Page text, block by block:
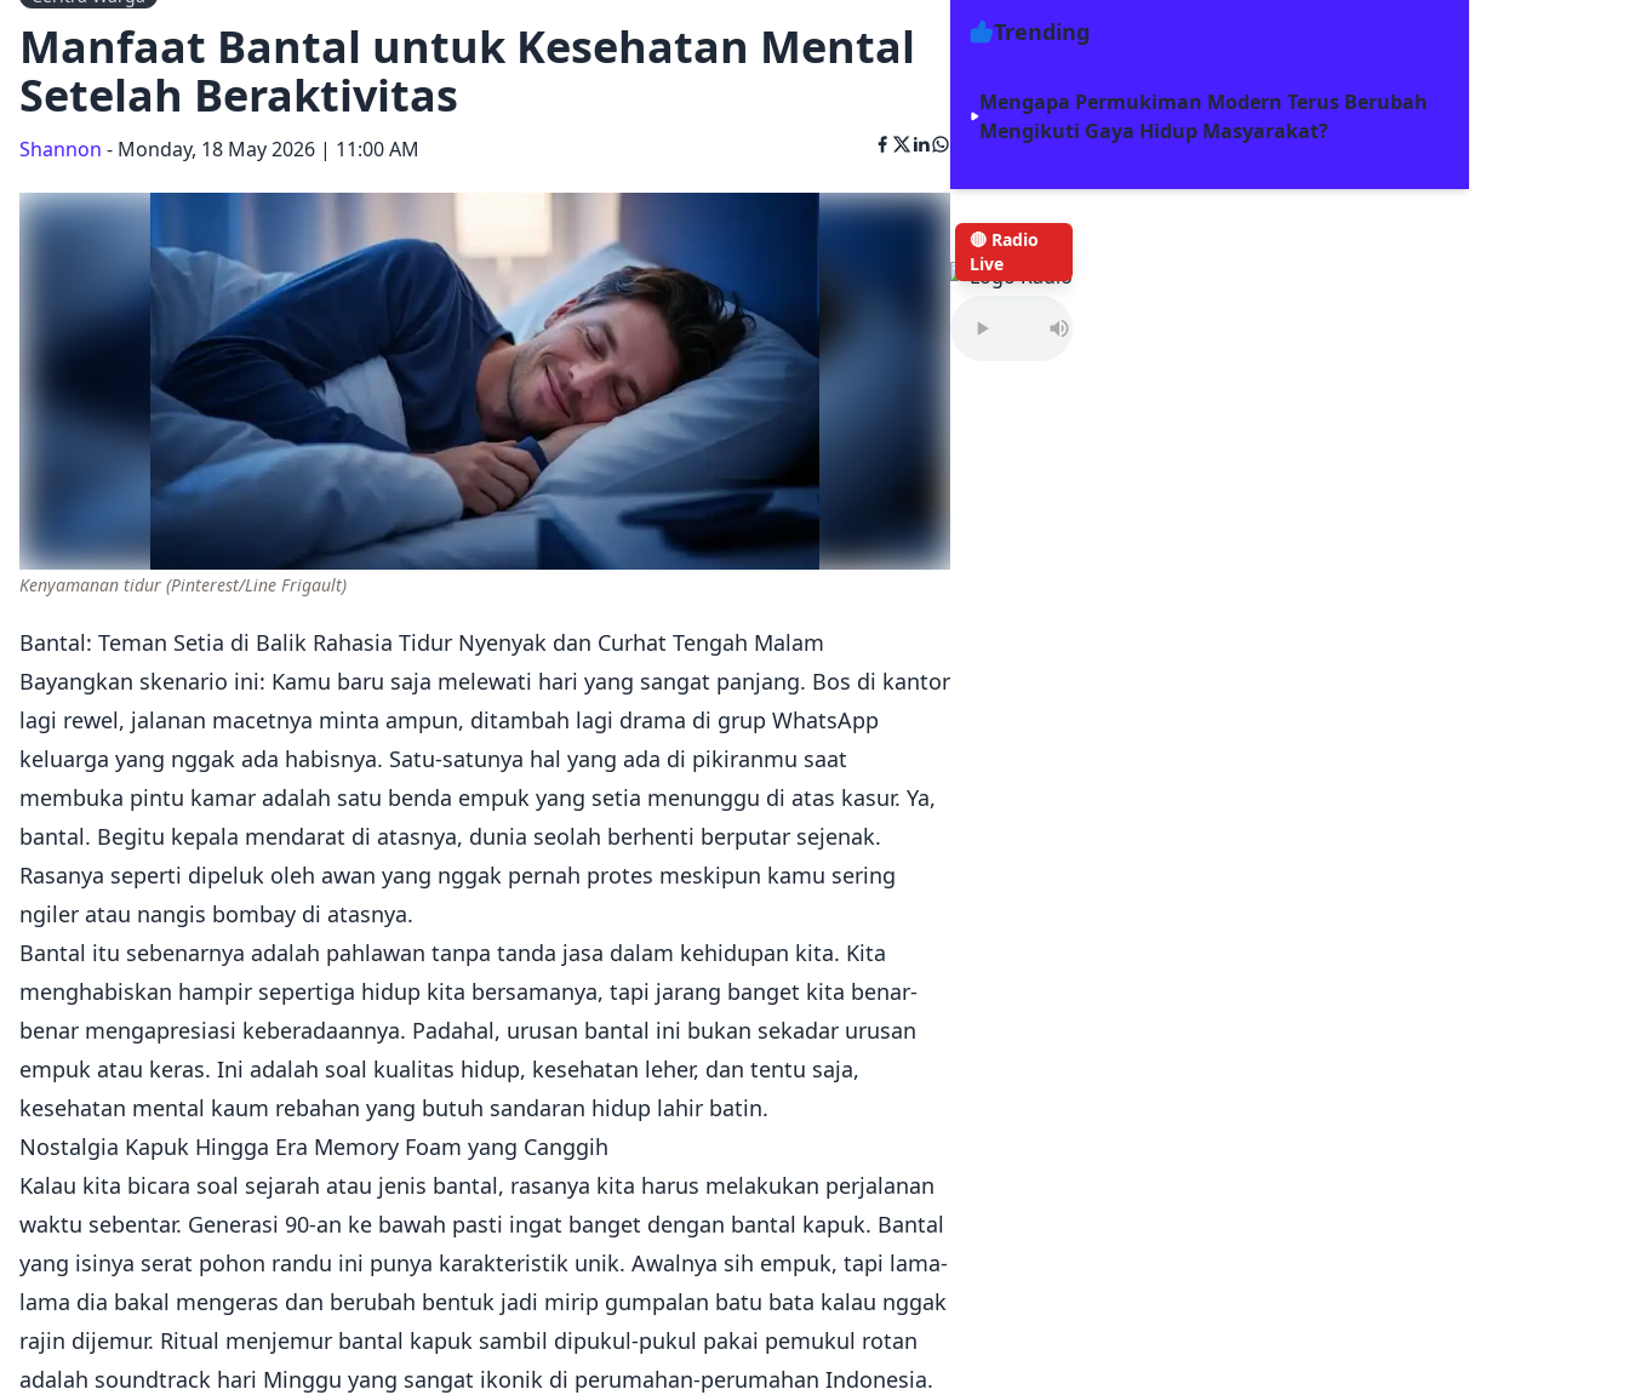
Manfaat Bantal untuk Kesehatan Mental
Setelah Beraktivitas
Shannon - Monday, 18 May 2026 | 11:00 AM
Kenyamanan tidur (Pinterest/Line Frigault)
Bantal: Teman Setia di Balik Rahasia Tidur Nyenyak dan Curhat Tengah Malam
Bayangkan skenario ini: Kamu baru saja melewati hari yang sangat panjang. Bos di kantor
lagi rewel, jalanan macetnya minta ampun, ditambah lagi drama di grup WhatsApp
keluarga yang nggak ada habisnya. Satu-satunya hal yang ada di pikiranmu saat
membuka pintu kamar adalah satu benda empuk yang setia menunggu di atas kasur. Ya,
bantal. Begitu kepala mendarat di atasnya, dunia seolah berhenti berputar sejenak.
Rasanya seperti dipeluk oleh awan yang nggak pernah protes meskipun kamu sering
ngiler atau nangis bombay di atasnya.
Bantal itu sebenarnya adalah pahlawan tanpa tanda jasa dalam kehidupan kita. Kita
menghabiskan hampir sepertiga hidup kita bersamanya, tapi jarang banget kita benar-
benar mengapresiasi keberadaannya. Padahal, urusan bantal ini bukan sekadar urusan
empuk atau keras. Ini adalah soal kualitas hidup, kesehatan leher, dan tentu saja,
kesehatan mental kaum rebahan yang butuh sandaran hidup lahir batin.
Nostalgia Kapuk Hingga Era Memory Foam yang Canggih
Kalau kita bicara soal sejarah atau jenis bantal, rasanya kita harus melakukan perjalanan
waktu sebentar. Generasi 90-an ke bawah pasti ingat banget dengan bantal kapuk. Bantal
yang isinya serat pohon randu ini punya karakteristik unik. Awalnya sih empuk, tapi lama-
lama dia bakal mengeras dan berubah bentuk jadi mirip gumpalan batu bata kalau nggak
rajin dijemur. Ritual menjemur bantal kapuk sambil dipukul-pukul pakai pemukul rotan
adalah soundtrack hari Minggu yang sangat ikonik di perumahan-perumahan Indonesia.
Trending
Mengapa Permukiman Modern Terus Berubah
Mengikuti Gaya Hidup Masyarakat?
🔴 Radio
Live